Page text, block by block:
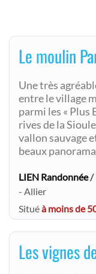
Le moulin
Une très
entre le village
parmi les « Plus
rives de la
vallon sauvage
beaux
LIEN Randonnée/
- Allier
Situéà moins de
Les vignes